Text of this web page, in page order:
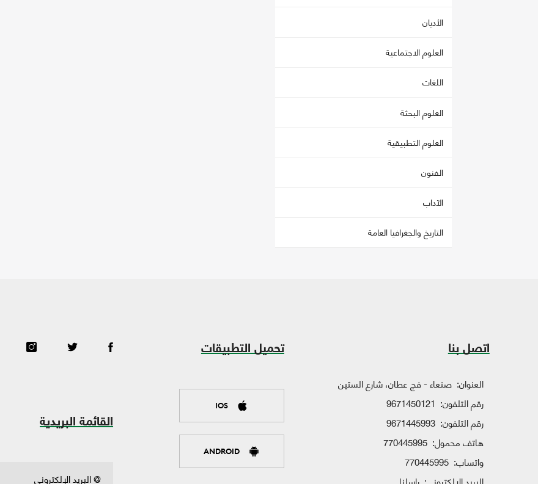
الأديان
العلوم الاجتماعية
اللغات
العلوم البحثة
العلوم التطبيقية
الفنون
الآداب
التاريخ والجغرافيا العامة
اتصل بنا
العنوان: صنعاء - فج عطان، شارع الستين
رقم التلفون: 9671450121
رقم التلفون: 9671445993
هاتف محمول: 770445995
واتساب: 770445995
تحميل التطبيقات
IOS
ANDROID
القائمة البريدية